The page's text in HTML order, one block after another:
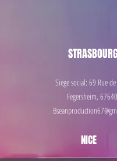
Siege social: 69 Rue de
Fegersheim, 67640
NICE